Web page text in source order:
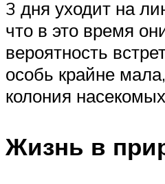
3 дня уходит на
что в это время
вероятность
особь крайне
колония
Жизнь в